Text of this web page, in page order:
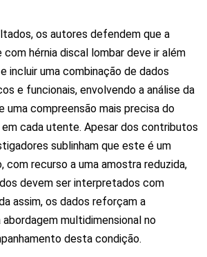
os autores defendem que a
hérnia discal lombar deve ir além
incluir uma combinação de dados
e funcionais, envolvendo a análise da
uma compreensão mais precisa do
cada utente. Apesar dos contributos
sublinham que este é um
com recurso a uma amostra reduzida,
devem ser interpretados com
assim, os dados reforçam a
multidimensional no
desta condição.